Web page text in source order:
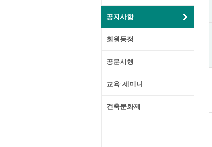
공지사항
회원동정
공문시행
교육·세미나
건축문화제